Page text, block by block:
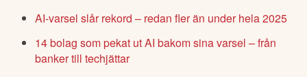
AI-varsel slår rekord – redan fler än under hela 2025
14 bolag som pekat ut AI bakom sina varsel – från
banker till techjättar